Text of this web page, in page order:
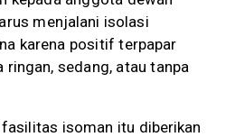
menjalani isolasi
karena positif terpapar
ringan, sedang, atau tanpa
fasilitas isoman itu diberikan